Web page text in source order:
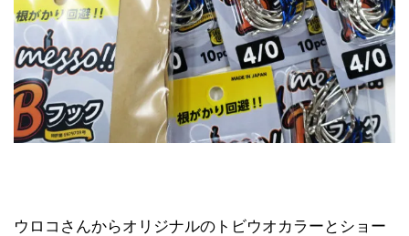
ウロコさんからオリジナルのトビウオカラーとショー